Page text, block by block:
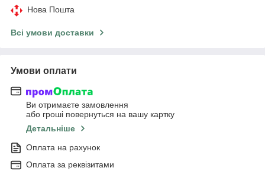
Нова Пошта
Всі умови доставки
Умови оплати
Ви отримаєте замовлення
або гроші повернуться на вашу картку
Детальніше
Оплата на рахунок
Оплата за реквізитами